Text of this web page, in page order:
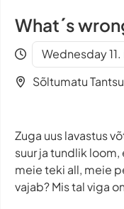
What´s
Wednesday
Sõltumatu
Zuga uus lavastus
suur ja tundlik
meie teki all, meie
vajab? Mis tal viga